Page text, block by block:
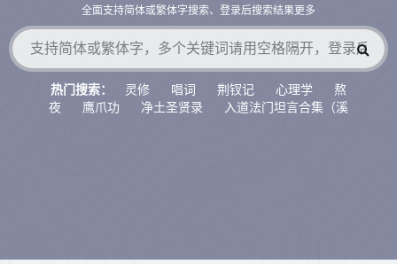
全面支持简体或繁体字搜索、登录后搜索结果更多
热门搜索： 灵修 唱词 荆钗记 心理学
熬
夜
鹰爪功 净土圣贤录
入道法门坦言合集（溪